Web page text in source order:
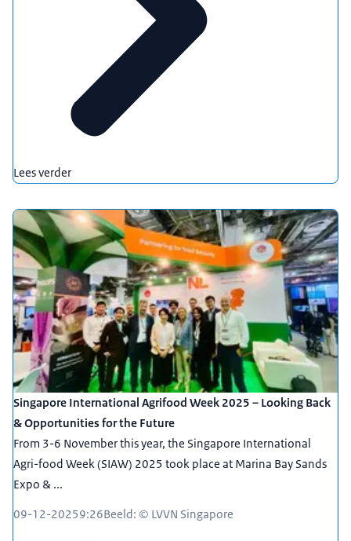
Lees verder
Singapore International Agrifood Week 2025 – Looking Back
& Opportunities for the Future
From 3-6 November this year, the Singapore International
Agri-food Week (SIAW) 2025 took place at Marina Bay Sands
Expo & ...
09-12-20259:26Beeld: © LVVN Singapore